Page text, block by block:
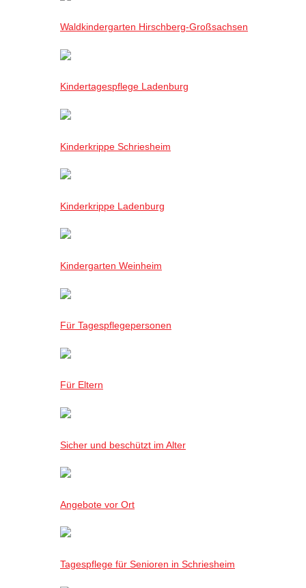
Waldkindergarten Hirschberg-Großsachsen
Kindertagespflege Ladenburg
Kinderkrippe Schriesheim
Kinderkrippe Ladenburg
Kindergarten Weinheim
Für Tagespflegepersonen
Für Eltern
Sicher und beschützt im Alter
Angebote vor Ort
Tagespflege für Senioren in Schriesheim